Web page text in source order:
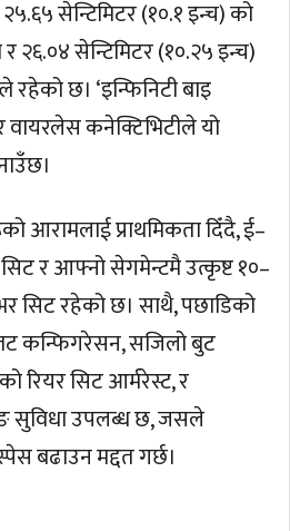
सेन्टिमिटर (१०.१ इन्च) को
२६.०४ सेन्टिमिटर (१०.२५ इन्च)
रहेको छ। ‘इन्फिनिटी बाइ
र वायरलेस कनेक्टिभिटीले यो
आरामलाई प्राथमिकता दिँदै, ई–
सिट र आफ्नो सेगमेन्टमै उत्कृष्ट १०–
सिट रहेको छ। साथै, पछाडिको
कन्फिगरेसन, सजिलो बुट
रियर सिट आर्मरेस्ट, र
सुविधा उपलब्ध छ, जसले
बढाउन मद्दत गर्छ।